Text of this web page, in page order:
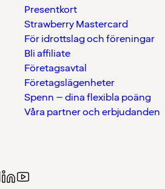
Presentkort
Strawberry Mastercard
För idrottslag och föreningar
Bli affiliate
Företagsavtal
Företagslägenheter
Spenn – dina flexibla poäng
Våra partner och erbjudanden